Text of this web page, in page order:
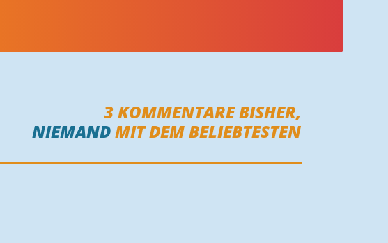
3KOMMENTARE BISHER,
NIEMANDMIT DEM BELIEBTESTEN